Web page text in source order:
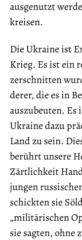
ausgenutzt
kreisen.
Die Ukraine ist
Krieg. Es ist ein
zerschnitten
derer, die es in
auszubeuten. Es
Ukraine dazu
Land zu sein.
berührt unsere
Zärtlichkeit
jungen
schickten sie
„militärischen
sie sagten, ohne